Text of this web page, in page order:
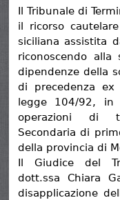
Il Tribunale di
il ricorso
siciliana assistita
riconoscendo
dipendenze della
di precedenza
legge 104/92, in
operazioni di
Secondaria di
della provincia di
Il Giudice del
dott.ssa Chiara
disapplicazione